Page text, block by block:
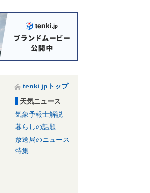
tenki.jpトップ
天気ニュース
気象予報士解説
暮らしの話題
放送局のニュース
特集